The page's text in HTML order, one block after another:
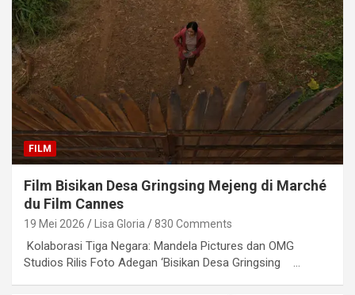
FILM
Film Bisikan Desa Gringsing Mejeng di Marché
du Film Cannes
19 Mei 2026 Lisa Gloria 830 Comments
Kolaborasi Tiga Negara: Mandela Pictures dan OMG
Studios Rilis Foto Adegan ‘Bisikan Desa Gringsing …